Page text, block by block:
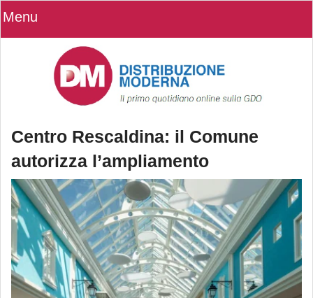
Menu
Centro Rescaldina: il Comune
autorizza l’ampliamento